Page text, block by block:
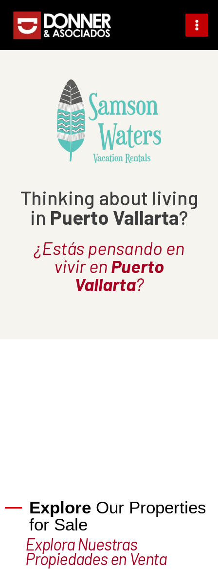
content
Thinking about living
in Puerto Vallarta?
¿Estás pensando en
vivir en Puerto
Vallarta?
Explore Our Properties
for Sale
Explora Nuestras
Propiedades en Venta